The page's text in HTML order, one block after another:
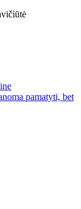
pamatyti, bet